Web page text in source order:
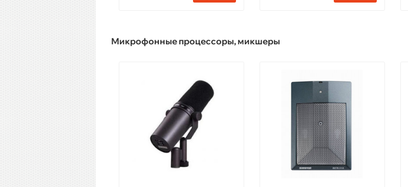
Микрофонные процессоры, микшеры